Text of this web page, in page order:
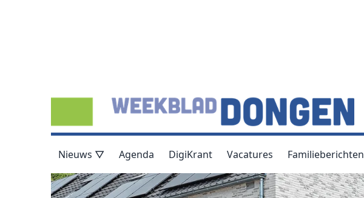
Nieuws ▽ Agenda DigiKrant Vacatures Familieberichten